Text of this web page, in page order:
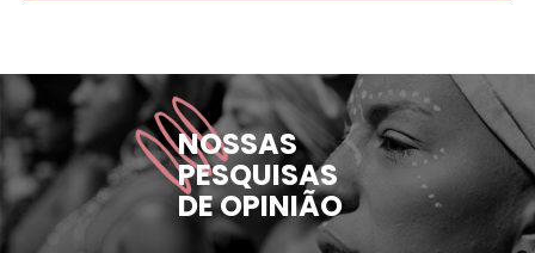
NOSSAS
PESQUISAS
DE OPINIÃO